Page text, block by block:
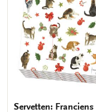
Servetten: Franciens